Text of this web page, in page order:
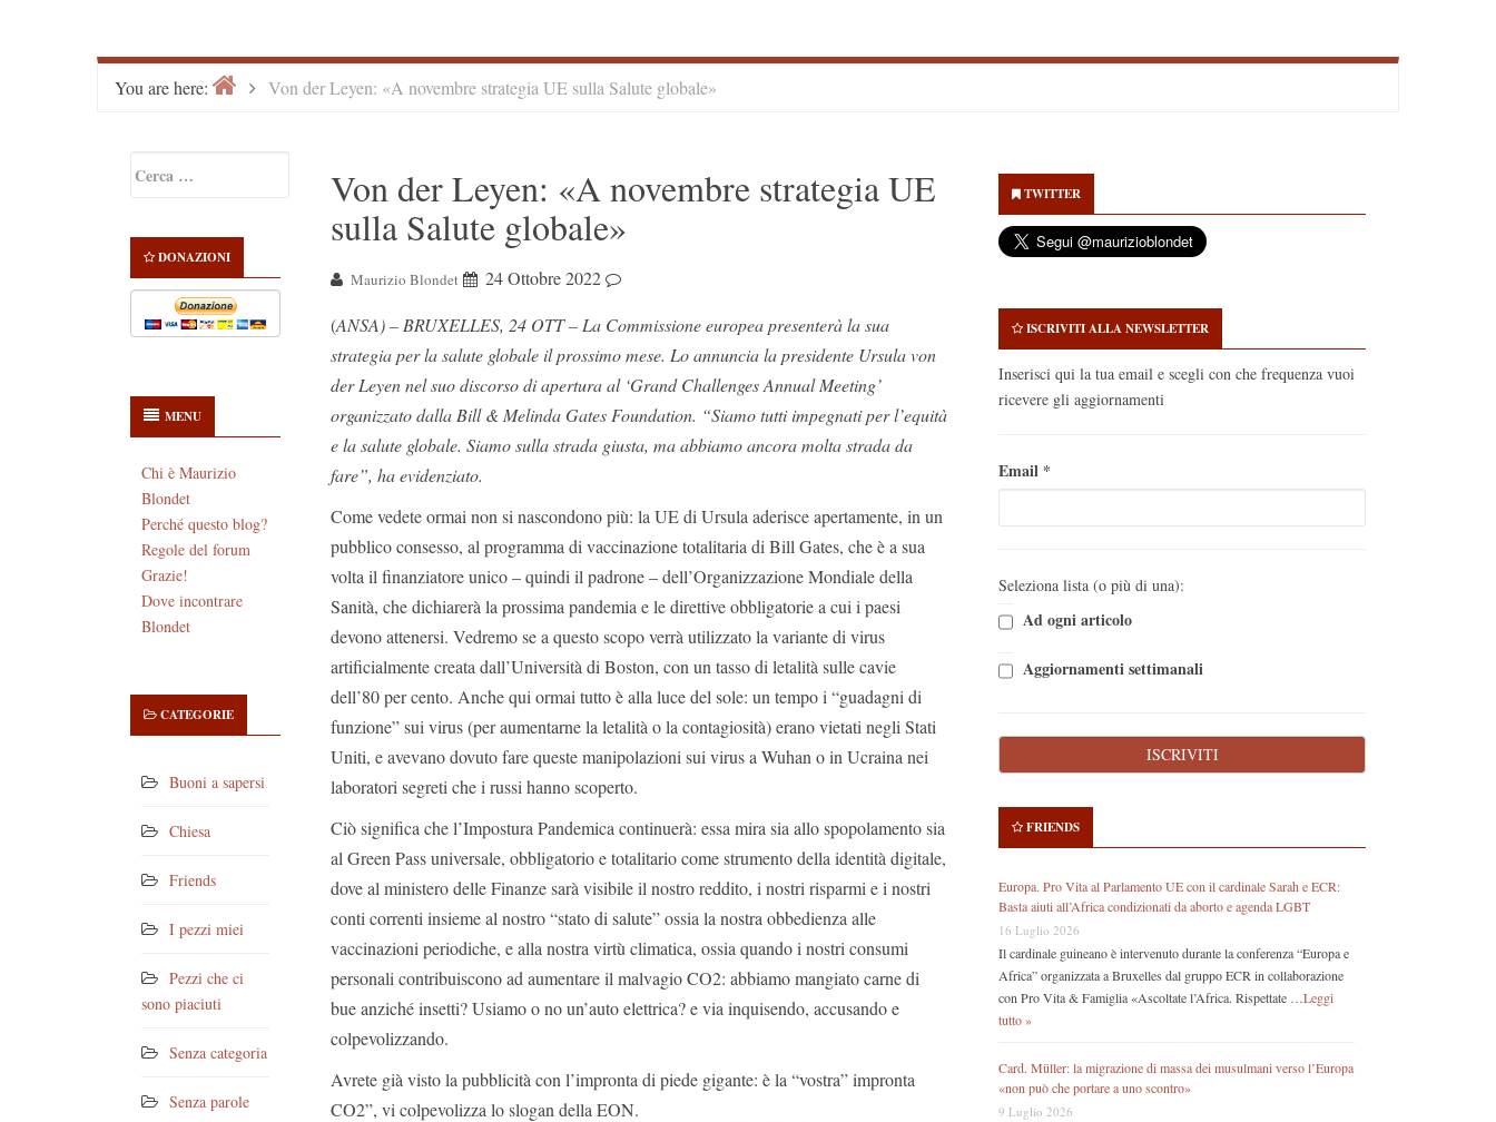
You are here: HomeVon der Leyen: «A novembre strategia UE sulla Salute globale»
Sidebar
per:
DONAZIONI
MENU
Chi è Maurizio
Blondet
Perché questo blog?
Regole del forum
Grazie!
Dove incontrare
Blondet
CATEGORIE
Buoni a sapersi
Chiesa
Friends
I pezzi miei
Pezzi che ci
sono piaciuti
Senza categoria
Senza parole
Von der Leyen: «A novembre strategia UE
sulla Salute globale»
Maurizio Blondet
24 Ottobre 2022
(ANSA) – BRUXELLES, 24 OTT – La Commissione europea presenterà la sua
strategia per la salute globale il prossimo mese. Lo annuncia la presidente Ursula von
der Leyen nel suo discorso di apertura al ‘Grand Challenges Annual Meeting’
organizzato dalla Bill & Melinda Gates Foundation. “Siamo tutti impegnati per l’equità
e la salute globale. Siamo sulla strada giusta, ma abbiamo ancora molta strada da
fare”, ha evidenziato.
Come vedete ormai non si nascondono più: la UE di Ursula aderisce apertamente, in un
pubblico consesso, al programma di vaccinazione totalitaria di Bill Gates, che è a sua
volta il finanziatore unico – quindi il padrone – dell’Organizzazione Mondiale della
Sanità, che dichiarerà la prossima pandemia e le direttive obbligatorie a cui i paesi
devono attenersi. Vedremo se a questo scopo verrà utilizzato la variante di virus
artificialmente creata dall’Università di Boston, con un tasso di letalità sulle cavie
dell’80 per cento. Anche qui ormai tutto è alla luce del sole: un tempo i “guadagni di
funzione” sui virus (per aumentarne la letalità o la contagiosità) erano vietati negli Stati
Uniti, e avevano dovuto fare queste manipolazioni sui virus a Wuhan o in Ucraina nei
laboratori segreti che i russi hanno scoperto.
Ciò significa che l’Impostura Pandemica continuerà: essa mira sia allo spopolamento sia
al Green Pass universale, obbligatorio e totalitario come strumento della identità digitale,
dove al ministero delle Finanze sarà visibile il nostro reddito, i nostri risparmi e i nostri
conti correnti insieme al nostro “stato di salute” ossia la nostra obbedienza alle
vaccinazioni periodiche, e alla nostra virtù climatica, ossia quando i nostri consumi
personali contribuiscono ad aumentare il malvagio CO2: abbiamo mangiato carne di
bue anziché insetti? Usiamo o no un’auto elettrica? e via inquisendo, accusando e
colpevolizzando.
Avrete già visto la pubblicità con l’impronta di piede gigante: è la “vostra” impronta
CO2”, vi colpevolizza lo slogan della EON.
Sidebar
TWITTER
ISCRIVITI ALLA NEWSLETTER
Inserisci qui la tua email e scegli con che frequenza vuoi
ricevere gli aggiornamenti
Email *
Seleziona lista (o più di una):
Ad ogni articolo
Aggiornamenti settimanali
FRIENDS
Europa. Pro Vita al Parlamento UE con il cardinale Sarah e ECR:
Basta aiuti all’Africa condizionati da aborto e agenda LGBT
16 Luglio 2026
Il cardinale guineano è intervenuto durante la conferenza “Europa e
Africa” organizzata a Bruxelles dal gruppo ECR in collaborazione
con Pro Vita & Famiglia «Ascoltate l’Africa. Rispettate … Leggi
tutto »
Card. Müller: la migrazione di massa dei musulmani verso l’Europa
«non può che portare a uno scontro»
9 Luglio 2026